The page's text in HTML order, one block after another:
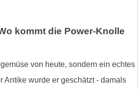
kommt die Power-Knolle
von heute, sondern ein echtes
Antike wurde er geschätzt - damals